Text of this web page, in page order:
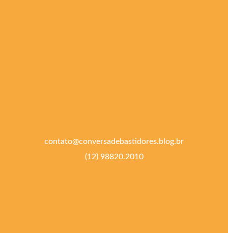
contato@conversadebastidores.blog.br
(12) 98820.2010